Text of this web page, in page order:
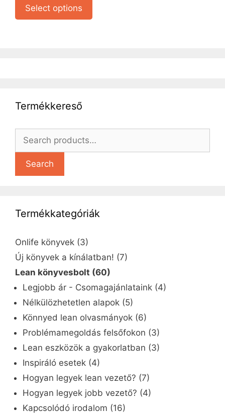
Select options
Termékkereső
Search
Termékkategóriák
Onlife könyvek (3)
Új könyvek a kínálatban! (7)
Lean könyvesbolt (60)
Legjobb ár - Csomagajánlataink (4)
Nélkülözhetetlen alapok (5)
Könnyed lean olvasmányok (6)
Problémamegoldás felsőfokon (3)
Lean eszközök a gyakorlatban (3)
Inspiráló esetek (4)
Hogyan legyek lean vezető? (7)
Hogyan legyek jobb vezető? (4)
Kapcsolódó irodalom (16)